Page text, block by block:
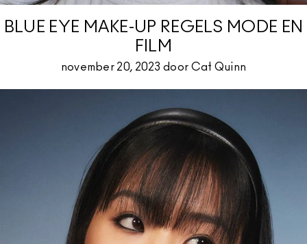
BLUE EYE MAKE-UP REGELS MODE EN
FILM
november 20, 2023 door Cat Quinn